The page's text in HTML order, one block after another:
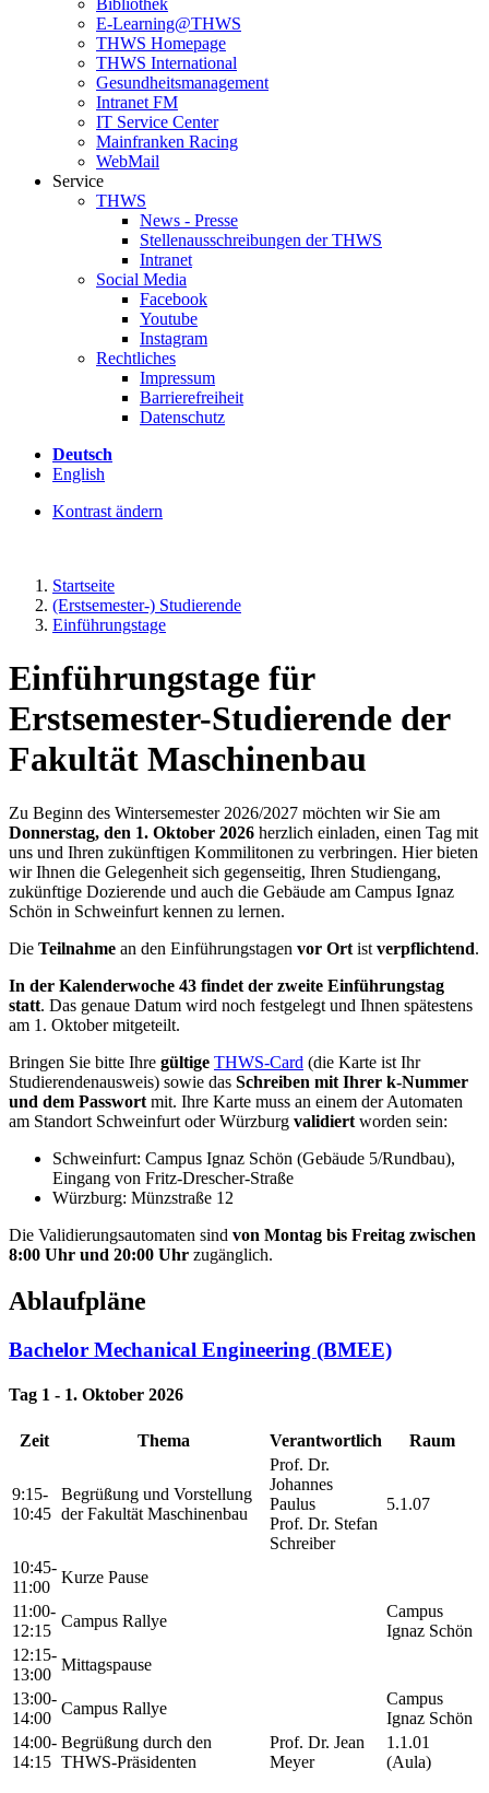
Bibliothek
E-Learning@THWS
THWS Homepage
THWS International
Gesundheitsmanagement
Intranet FM
IT Service Center
Mainfranken Racing
WebMail
Service
THWS
News - Presse
Stellenausschreibungen der THWS
Intranet
Social Media
Facebook
Youtube
Instagram
Rechtliches
Impressum
Barrierefreiheit
Datenschutz
Deutsch
English
Kontrast ändern
Startseite
(Erstsemester-) Studierende
Einführungstage
Einführungstage für
Erstsemester-Studierende der
Fakultät Maschinenbau
Zu Beginn des Wintersemester 2026/2027 möchten wir Sie am
Donnerstag, den 1. Oktober 2026 herzlich einladen, einen Tag mit
uns und Ihren zukünftigen Kommilitonen zu verbringen. Hier bieten
wir Ihnen die Gelegenheit sich gegenseitig, Ihren Studiengang,
zukünftige Dozierende und auch die Gebäude am Campus Ignaz
Schön in Schweinfurt kennen zu lernen.
Die Teilnahme an den Einführungstagen vor Ort ist verpflichtend.
In der Kalenderwoche 43 findet der zweite Einführungstag
statt. Das genaue Datum wird noch festgelegt und Ihnen spätestens
am 1. Oktober mitgeteilt.
Bringen Sie bitte Ihre gültige THWS-Card (die Karte ist Ihr
Studierendenausweis) sowie das Schreiben mit Ihrer k-Nummer
und dem Passwort mit. Ihre Karte muss an einem der Automaten
am Standort Schweinfurt oder Würzburg validiert worden sein:
Schweinfurt: Campus Ignaz Schön (Gebäude 5/Rundbau),
Eingang von Fritz-Drescher-Straße
Würzburg: Münzstraße 12
Die Validierungsautomaten sind von Montag bis Freitag zwischen
8:00 Uhr und 20:00 Uhr zugänglich.
Ablaufpläne
Bachelor Mechanical Engineering (BMEE)
Tag 1 - 1. Oktober 2026
Zeit Thema Verantwortlich Raum
9:15-
10:45
Begrüßung und Vorstellung
der Fakultät Maschinenbau
Prof. Dr.
Johannes
Paulus
Prof. Dr. Stefan
Schreiber
5.1.07
10:45-
11:00
Kurze Pause
11:00-
12:15
Campus Rallye
Campus
Ignaz Schön
12:15-
13:00
Mittagspause
13:00-
14:00
Campus Rallye
Campus
Ignaz Schön
14:00-
14:15
Begrüßung durch den
THWS-Präsidenten
Prof. Dr. Jean
Meyer
1.1.01
(Aula)